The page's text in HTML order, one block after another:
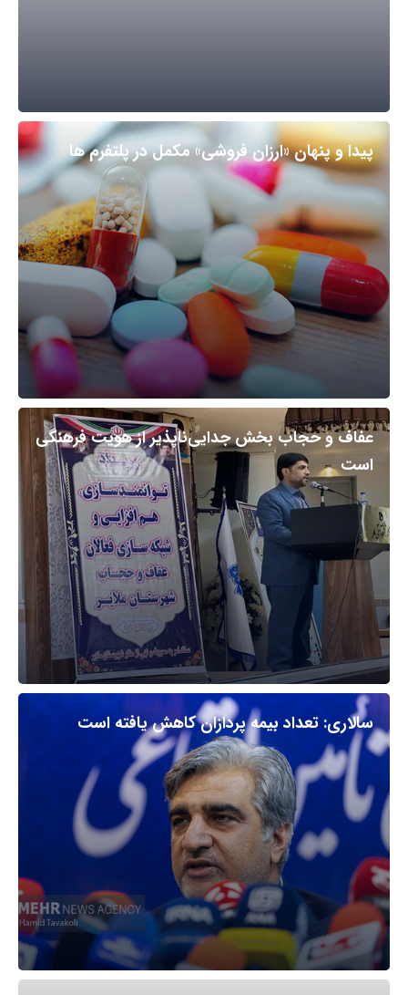
پیدا و پنهان «ارزان فروشی» مکمل در پلتفرم ها
عفاف و حجاب بخش جدایی‌ناپذیر از هویت فرهنگی
است
سالاری: تعداد بیمه پردازان کاهش یافته است